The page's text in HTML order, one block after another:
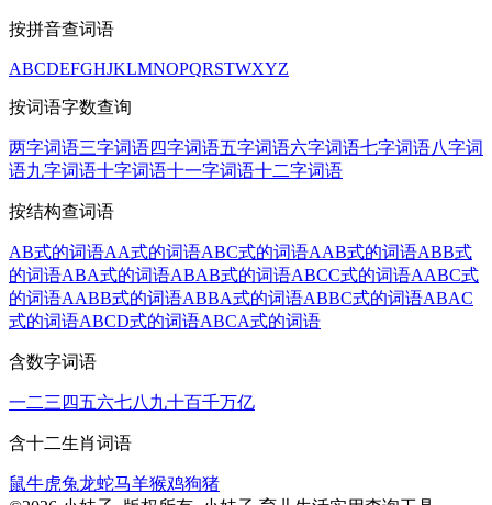
按拼音查词语
ABCDEFGHJKLMNOPQRSTWXYZ
按词语字数查询
两字词语三字词语四字词语五字词语六字词语七字词语八字词
语九字词语十字词语十一字词语十二字词语
按结构查词语
AB式的词语AA式的词语ABC式的词语AAB式的词语ABB式
的词语ABA式的词语ABAB式的词语ABCC式的词语AABC式
的词语AABB式的词语ABBA式的词语ABBC式的词语ABAC
式的词语ABCD式的词语ABCA式的词语
含数字词语
一二三 四五六七八 九十百千万亿
含十二生肖词语
鼠牛虎兔龙蛇马羊猴鸡狗猪